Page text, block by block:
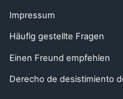
Impressum
Häufig gestellte Fragen
Einen Freund empfehlen
Derecho de desistimiento